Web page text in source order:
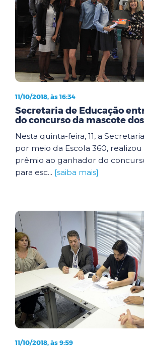
11/10/2018, às 16:34
Secretaria de Educação
do concurso da mascote dos
Nesta quinta-feira, 11, a
por meio da Escola 360,
prêmio ao ganhador do
para esc... [saiba mais]
11/10/2018, às 9:59